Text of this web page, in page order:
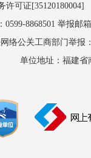
许可证
8868501 举报邮
络公关工商部门举报
单位地址：福建省